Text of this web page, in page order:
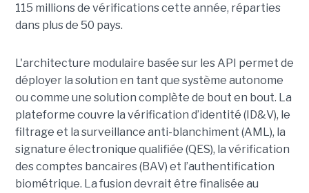
115 millions de vérifications cette année, réparties
dans plus de 50 pays.
L'architecture modulaire basée sur les API permet de
déployer la solution en tant que système autonome
ou comme une solution complète de bout en bout. La
plateforme couvre la vérification d’identité (ID&V), le
filtrage et la surveillance anti-blanchiment (AML), la
signature électronique qualifiée (QES), la vérification
des comptes bancaires (BAV) et l’authentification
biométrique. La fusion devrait être finalisée au